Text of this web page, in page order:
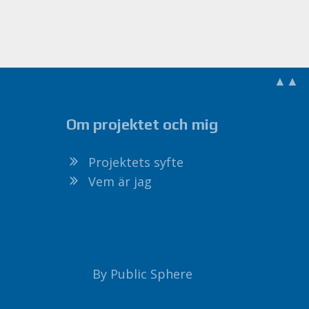
▲▲
Om projektet och mig
Projektets syfte
Vem är jag
By Public Sphere